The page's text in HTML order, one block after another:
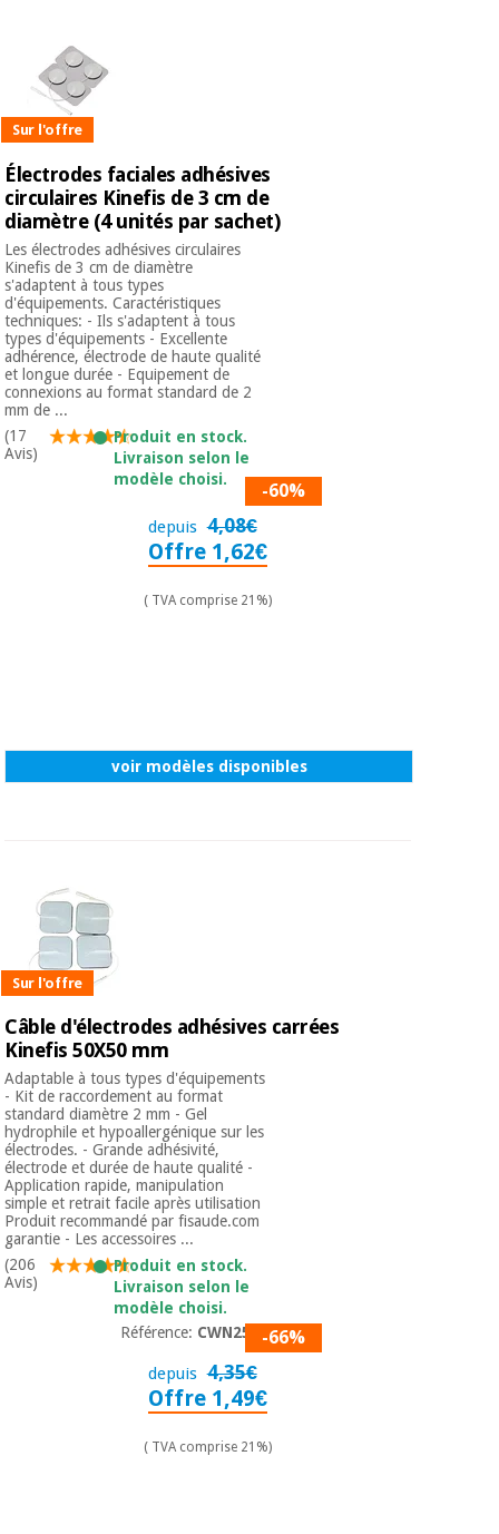
Vétérinaire
Orthopédie
Instruments
chirurgicaux
(déstockage)
Sur l'offre
Électrodes faciales adhésives
circulaires Kinefis de 3 cm de
diamètre (4 unités par sachet)
Les électrodes adhésives circulaires
Kinefis de 3 cm de diamètre
s'adaptent à tous types
d'équipements. Caractéristiques
techniques: - Ils s'adaptent à tous
types d'équipements - Excellente
adhérence, électrode de haute qualité
et longue durée - Equipement de
connexions au format standard de 2
mm de ...
(17
Avis)
Produit en stock.
Livraison selon le
modèle choisi.
-60%
depuis 4,08€
Offre 1,62€
( TVA comprise 21%)
voir modèles disponibles
Sur l'offre
Câble d'électrodes adhésives carrées
Kinefis 50X50 mm
Adaptable à tous types d'équipements
- Kit de raccordement au format
standard diamètre 2 mm - Gel
hydrophile et hypoallergénique sur les
électrodes. - Grande adhésivité,
électrode et durée de haute qualité -
Application rapide, manipulation
simple et retrait facile après utilisation
Produit recommandé par fisaude.com
garantie - Les accessoires ...
(206
Avis)
Produit en stock.
Livraison selon le
modèle choisi.
Référence: CWN2505-66%
depuis 4,35€
Offre 1,49€
( TVA comprise 21%)